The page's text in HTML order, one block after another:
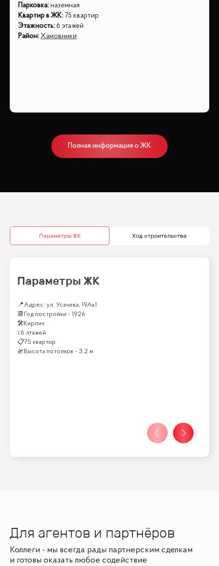
Парковка: наземная
Квартир в ЖК: 75 квартир
Этажность: 6 этажей
Район: Хамовники
Полная информация о ЖК
Параметры ЖК Ход строительства
Параметры ЖК
📍Адрес: ул. Усачева, 19Ак1
📆
Год постройки -
1926
🛠Кирпич
↕ 6 этажей
📋75 квартир
🛫 Высота потолков - 3.2 м
Для агентов и партнёров
Коллеги - мы всегда рады партнерским сделкам
и готовы оказать любое содействие